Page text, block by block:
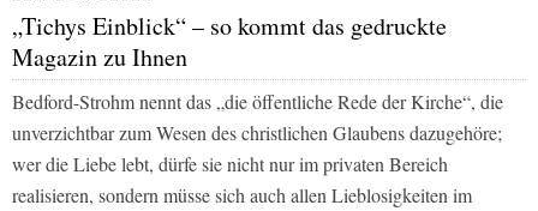
„Tichys Einblick“ – so kommt das gedruckte
Magazin zu Ihnen
Bedford-Strohm nennt das „die öffentliche Rede der Kirche“, die
unverzichtbar zum Wesen des christlichen Glaubens dazugehöre;
wer die Liebe lebt, dürfe sie nicht nur im privaten Bereich
realisieren, sondern müsse sich auch allen Lieblosigkeiten im